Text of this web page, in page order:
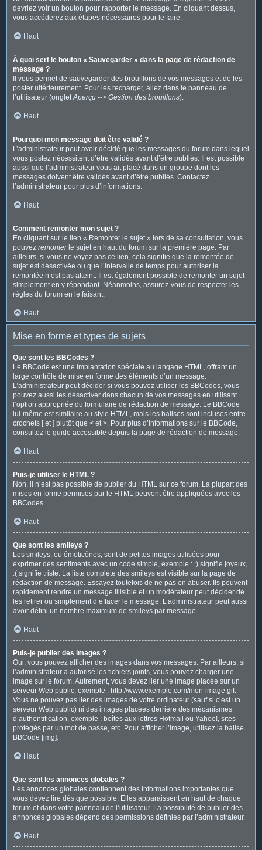
devriez voir un bouton pour rapporter le message. En cliquant dessus,
vous accéderez aux étapes nécessaires pour le faire.
Haut
À quoi sert le bouton « Sauvegarder » dans la page de rédaction de
message ?
Il vous permet de sauvegarder des brouillons de vos messages et de les
poster ultérieurement. Pour les recharger, allez dans le panneau de
l’utilisateur (ongletAperçu --> Gestion des brouillons).
Haut
Pourquoi mon message doit être validé ?
L’administrateur peut avoir décidé que les messages du forum dans lequel
vous postez nécessitent d’être validés avant d’être publiés. Il est possible
aussi que l’administrateur vous ait placé dans un groupe dont les
messages doivent être validés avant d’être publiés. Contactez
l’administrateur pour plus d’informations.
Haut
Comment remonter mon sujet ?
En cliquant sur le lien « Remonter le sujet » lors de sa consultation, vous
pouvez remonterle sujet en haut du forum sur la première page. Par
ailleurs, si vous ne voyez pas ce lien, cela signifie que la remontée de
sujet est désactivée ou que l’intervalle de temps pour autoriser la
remontée n’est pas atteint. Il est également possible de remonter un sujet
simplement en y répondant. Néanmoins, assurez-vous de respecter les
règles du forum en le faisant.
Haut
Mise en forme et types de sujets
Que sont les BBCodes ?
Le BBCode est une implantation spéciale au langage HTML, offrant un
large contrôle de mise en forme des éléments d’un message.
L’administrateur peut décider si vous pouvez utiliser les BBCodes, vous
pouvez aussi les désactiver dans chacun de vos messages en utilisant
l’option appropriée du formulaire de rédaction de message. Le BBCode
lui-même est similaire au style HTML, mais les balises sont incluses entre
crochets [ et ] plutôt que < et >. Pour plus d’informations sur le BBCode,
consultez le guide accessible depuis la page de rédaction de message.
Haut
Puis-je utiliser le HTML ?
Non, il n’est pas possible de publier du HTML sur ce forum. La plupart des
mises en forme permises par le HTML peuvent être appliquées avec les
BBCodes.
Haut
Que sont les smileys ?
Les smileys, ou émoticônes, sont de petites images utilisées pour
exprimer des sentiments avec un code simple, exemple : :) signifie joyeux,
:( signifie triste. La liste complète des smileys est visible sur la page de
rédaction de message. Essayez toutefois de ne pas en abuser. Ils peuvent
rapidement rendre un message illisible et un modérateur peut décider de
les retirer ou simplement d’effacer le message. L’administrateur peut aussi
avoir défini un nombre maximum de smileys par message.
Haut
Puis-je publier des images ?
Oui, vous pouvez afficher des images dans vos messages. Par ailleurs, si
l’administrateur a autorisé les fichiers joints, vous pouvez charger une
image sur le forum. Autrement, vous devez lier une image placée sur un
serveur Web public, exemple : http://www.exemple.com/mon-image.gif.
Vous ne pouvez pas lier des images de votre ordinateur (sauf si c’est un
serveur Web public) ni des images placées derrière des mécanismes
d’authentification, exemple : boîtes aux lettres Hotmail ou Yahoo!, sites
protégés par un mot de passe, etc. Pour afficher l’image, utilisez la balise
BBCode [img].
Haut
Que sont les annonces globales ?
Les annonces globales contiennent des informations importantes que
vous devez lire dès que possible. Elles apparaissent en haut de chaque
forum et dans votre panneau de l’utilisateur. La possibilité de publier des
annonces globales dépend des permissions définies par l’administrateur.
Haut